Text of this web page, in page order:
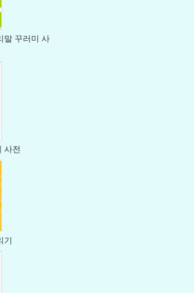
말 꾸러미 사
사전
기